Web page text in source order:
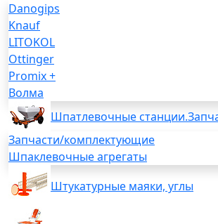
Danogips
Knauf
LITOKOL
Ottinger
Promix +
Волма
Шпатлевочные
Запчасти/комплектующие
Шпаклевочные агрегаты
Штукатурные маяки, углы